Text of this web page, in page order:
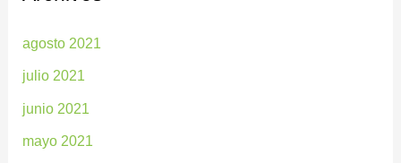
agosto 2021
julio 2021
junio 2021
mayo 2021